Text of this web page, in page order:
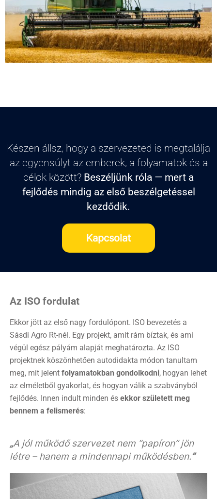
Készen állsz, hogy a szervezeted is megtalálja
az egyensúlyt az emberek, a folyamatok és a
célok között? Beszéljünk róla — mert a
fejlődés mindig az első beszélgetéssel
kezdődik.
Kapcsolat
Az ISO fordulat
Ekkor jött az első nagy fordulópont. ISO bevezetés a
Sásdi Agro Rt-nél. Egy projekt, amit rám bíztak, és ami
végül egész pályám alapját meghatározta. Az ISO
projektnek köszönhetően autodidakta módon tanultam
meg, mit jelent folyamatokban gondolkodni, hogyan lehet
az elméletből gyakorlat, és hogyan válik a szabványból
fejlődés. Innen indult minden és ekkor született meg
bennem a felismerés:
„A jól működő szervezet nem “papíron” jön
létre – hanem a mindennapi működésben.”